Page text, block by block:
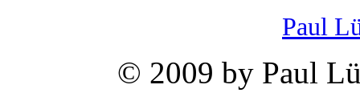
Paul
© 2009 by Paul